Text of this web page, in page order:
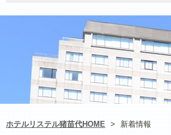
ホテルリステル猪苗代HOME > 新着情報